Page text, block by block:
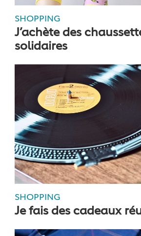
SHOPPING
J’achète des
solidaires
SHOPPING
Je fais des cadeaux